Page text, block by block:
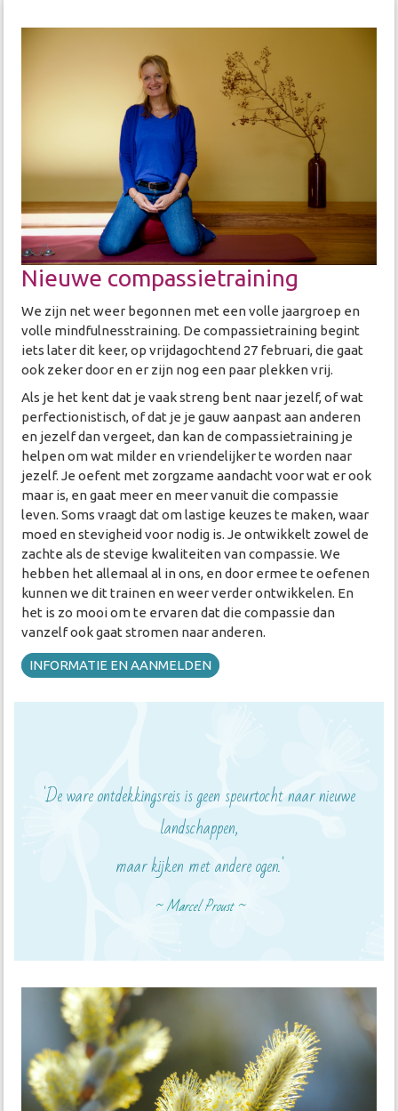
Nieuwe compassietraining
We zijn net weer begonnen met een volle jaargroep en
volle mindfulnesstraining. De compassietraining begint
iets later dit keer, op vrijdagochtend 27 februari, die gaat
ook zeker door en er zijn nog een paar plekken vrij.
Als je het kent dat je vaak streng bent naar jezelf, of wat
perfectionistisch, of dat je je gauw aanpast aan anderen
en jezelf dan vergeet, dan kan de compassietraining je
helpen om wat milder en vriendelijker te worden naar
jezelf. Je oefent met zorgzame aandacht voor wat er ook
maar is, en gaat meer en meer vanuit die compassie
leven. Soms vraagt dat om lastige keuzes te maken, waar
moed en stevigheid voor nodig is. Je ontwikkelt zowel de
zachte als de stevige kwaliteiten van compassie. We
hebben het allemaal al in ons, en door ermee te oefenen
kunnen we dit trainen en weer verder ontwikkelen. En
het is zo mooi om te ervaren dat die compassie dan
vanzelf ook gaat stromen naar anderen.
INFORMATIE EN AANMELDEN
'De ware ontdekkingsreis is geen speurtocht naar nieuwe
landschappen,
maar kijken met andere ogen.'
~ Marcel Proust~